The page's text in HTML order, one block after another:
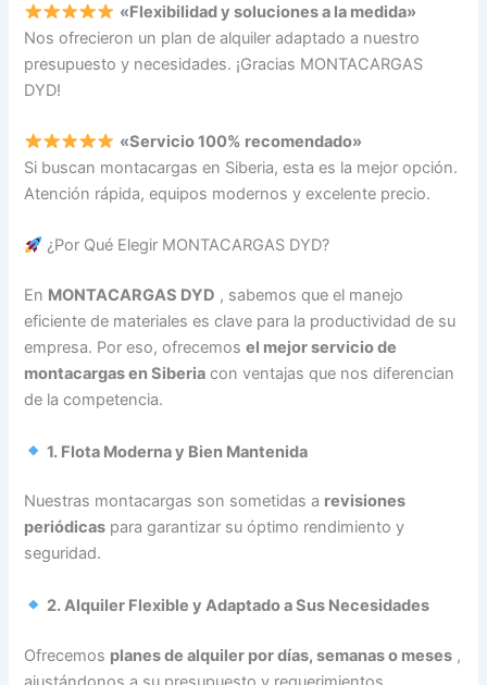
«Flexibilidad y soluciones a la medida»
Nos ofrecieron un plan de alquiler adaptado a nuestro
presupuesto y necesidades. ¡Gracias MONTACARGAS
DYD!
«Servicio 100% recomendado»
Si buscan montacargas en Siberia, esta es la mejor opción.
Atención rápida, equipos modernos y excelente precio.
¿Por Qué Elegir MONTACARGAS DYD?
En MONTACARGAS DYD , sabemos que el manejo
eficiente de materiales es clave para la productividad de su
empresa. Por eso, ofrecemosel mejor servicio de
montacargas en Siberia con ventajas que nos diferencian
de la competencia.
1. Flota Moderna y Bien Mantenida
Nuestras montacargas son sometidas a revisiones
periódicas para garantizar su óptimo rendimiento y
seguridad.
2. Alquiler Flexible y Adaptado a Sus Necesidades
Ofrecemos planes de alquiler por días, semanas o meses ,